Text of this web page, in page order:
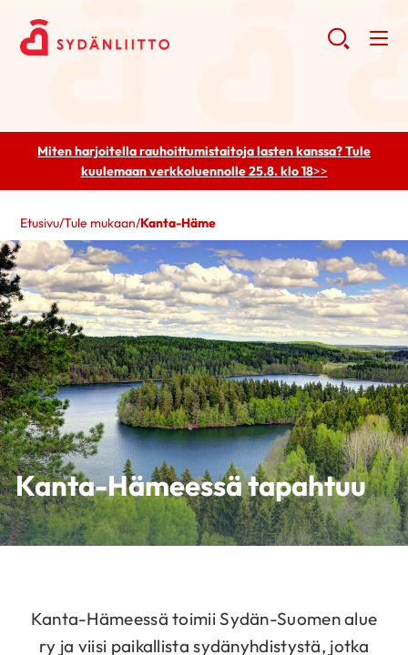
Miten harjoitella rauhoittumistaitoja lasten kanssa? Tule
kuulemaanverkkoluennolle 25.8. klo 18>>
Etusivu/Tule mukaan/Kanta-Häme
Kanta-Hämeessä tapahtuu
Kanta-Hämeessä toimii Sydän-Suomen alue
ry ja viisi paikallista sydänyhdistystä, jotka